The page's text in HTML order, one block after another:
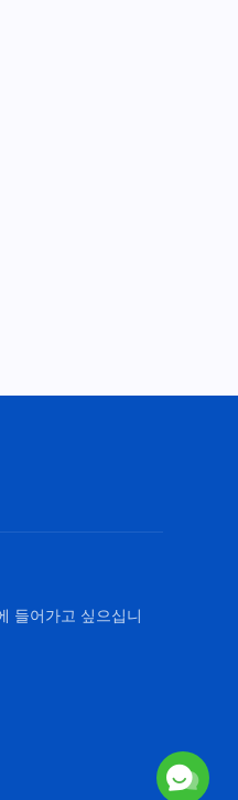
들어가고 싶으십니